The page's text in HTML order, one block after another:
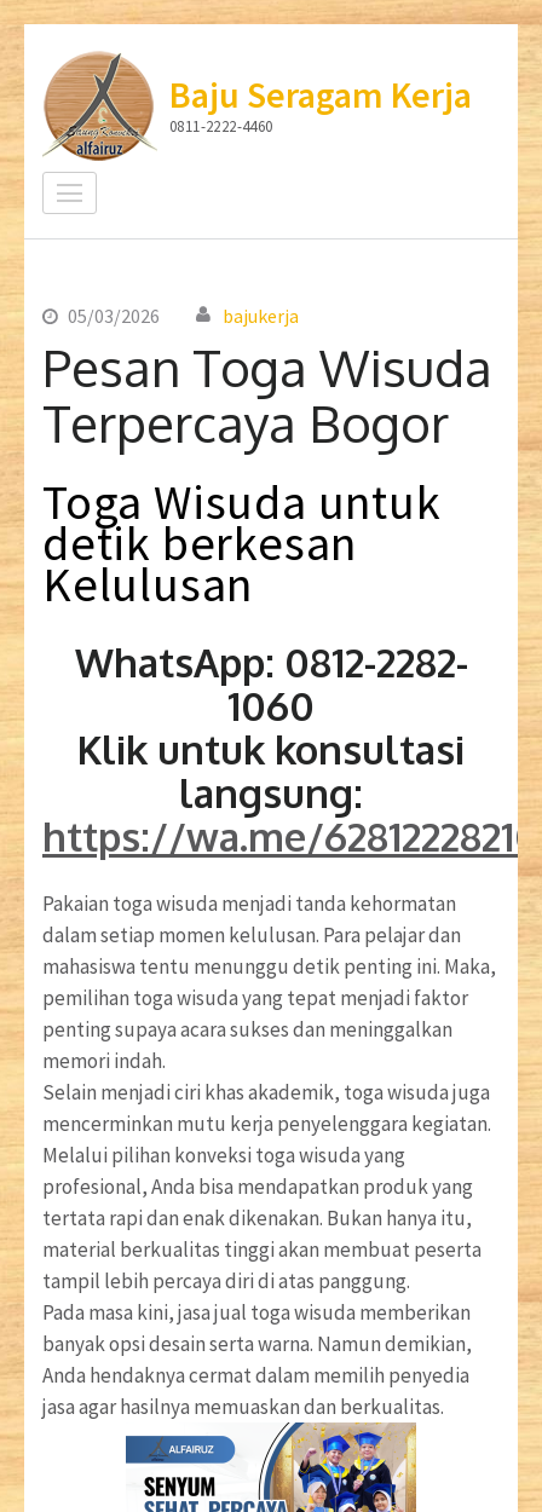
konten
(Tekan
Enter)
Baju Seragam Kerja
0811-2222-4460
05/03/2026 bajukerja
Pesan Toga Wisuda
Terpercaya Bogor
Toga Wisuda untuk
detik berkesan
Kelulusan
WhatsApp: 0812-2282-
1060
Klik untuk konsultasi
langsung:
https://wa.me/
Pakaian toga wisuda menjadi tanda kehormatan
dalam setiap momen kelulusan. Para pelajar dan
mahasiswa tentu menunggu detik penting ini. Maka,
pemilihan toga wisuda yang tepat menjadi faktor
penting supaya acara sukses dan meninggalkan
memori indah.
Selain menjadi ciri khas akademik, toga wisuda juga
mencerminkan mutu kerja penyelenggara kegiatan.
Melalui pilihan konveksi toga wisuda yang
profesional, Anda bisa mendapatkan produk yang
tertata rapi dan enak dikenakan. Bukan hanya itu,
material berkualitas tinggi akan membuat peserta
tampil lebih percaya diri di atas panggung.
Pada masa kini, jasa jual toga wisuda memberikan
banyak opsi desain serta warna. Namun demikian,
Anda hendaknya cermat dalam memilih penyedia
jasa agar hasilnya memuaskan dan berkualitas.